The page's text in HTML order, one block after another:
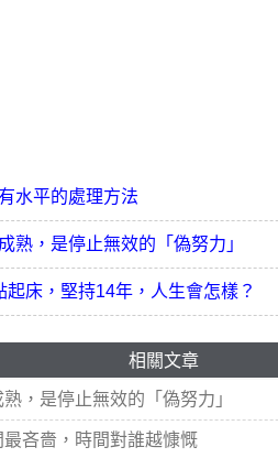
水平的處理方法
熟，是停止無效的「偽努力」
起床，堅持14年，人生會怎樣？
相關文章
，是停止無效的「偽努力」
吝嗇，時間對誰越慷慨